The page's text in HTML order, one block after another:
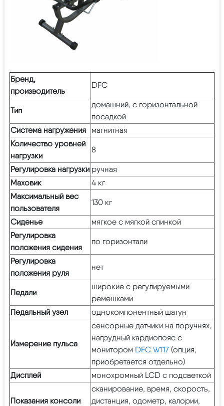
Бренд,
производитель
DFC
Тип
домашний, с горизонтальной
посадкой
Система нагружения
магнитная
Количество уровней
нагрузки
8
Регулировка нагрузки ручная
Маховик
4 кг
Максимальный вес
пользователя
130 кг
Сиденье
мягкое с мягкой спинкой
Регулировка
положения сидения
по горизонтали
Регулировка
положения руля
нет
Педали
широкие с регулируемыми
ремешками
Педальный узел
однокомпонентный шатун
Измерение пульса
сенсорные датчики на поручнях,
нагрудный кардиопояс с
монитором DFC W117 (опция,
приобретается отдельно)
Дисплей
монохромный LCD с подсветкой
Показания консоли
сканирование, время, скорость,
дистанция, одометр, калории,